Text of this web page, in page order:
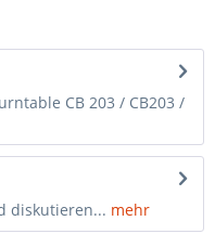
CB 203 / CB203 /
diskutieren... mehr